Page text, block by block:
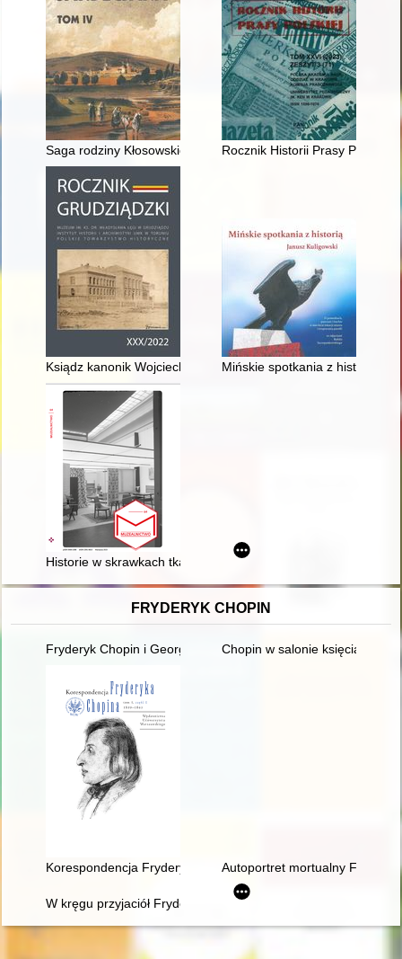
Saga rodziny Kłosowskich Rocznik Historii Prasy Polskiej.
Ksiądz kanonik Wojciech Zawacki (1964-2020) = Rev.
Mińskie spotkania z historią :
Historie w skrawkach tkanin : o proweniencji kilkunastu
FRYDERYK CHOPIN
Fryderyk Chopin i George Sand w oczach polskich biografów i
Chopin w salonie księcia
Korespondencja Fryderyka Chopina. T. 3 cz. 1,
Autoportret mortualny
W kręgu przyjaciół Fryderyka Chopina - doktor Jan